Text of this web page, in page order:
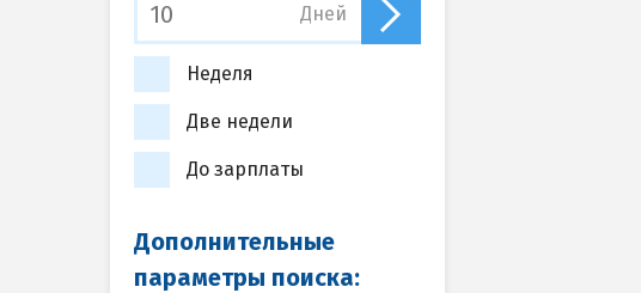
Дней
Неделя
Две недели
До зарплаты
Дополнительные
параметры поиска: